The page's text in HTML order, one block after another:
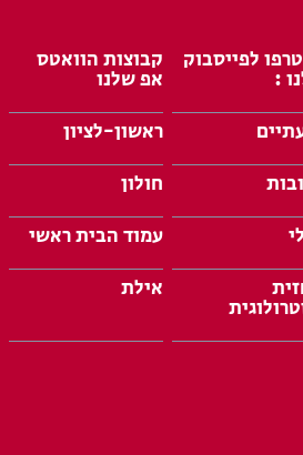
לפייסבוק
:
קבוצות הוואטס
אפ שלנו
ראשון-לציון
חולון
עמוד הבית ראשי
אילת